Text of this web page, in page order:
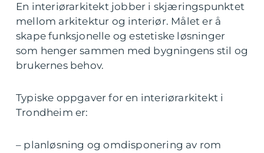
En interiørarkitekt jobber i skjæringspunktet
mellom arkitektur og interiør. Målet er å
skape funksjonelle og estetiske løsninger
som henger sammen med bygningens stil og
brukernes behov.
Typiske oppgaver for en interiørarkitekt i
Trondheim er:
– planløsning og omdisponering av rom